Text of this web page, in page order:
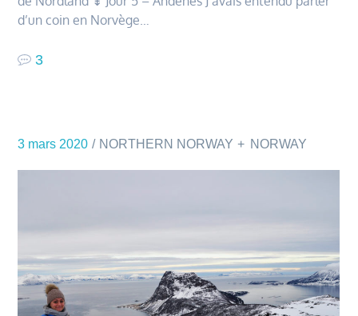
d’un coin en Norvège…
3
3 mars 2020 NORTHERN NORWAY NORWAY